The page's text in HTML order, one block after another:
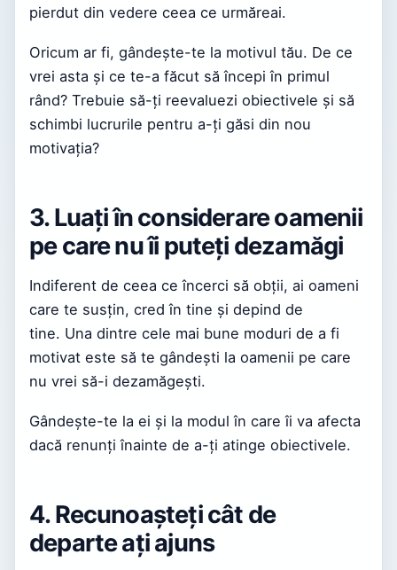
pierdut din vedere ceea ce urmăreai.
Oricum ar fi, gândește-te la motivul tău. De ce
vrei asta și ce te-a făcut să începi în primul
rând? Trebuie să-ți reevaluezi obiectivele și să
schimbi lucrurile pentru a-ți găsi din nou
motivația?
3. Luați în considerare oamenii
pe care nu îi puteți dezamăgi
Indiferent de ceea ce încerci să obții, ai oameni
care te susțin, cred în tine și depind de
tine. Una dintre cele mai bune moduri de a fi
motivat este să te gândești la oamenii pe care
nu vrei să-i dezamăgești.
Gândește-te la ei și la modul în care îi va afecta
dacă renunți înainte de a-ți atinge obiectivele.
4. Recunoașteți cât de
departe ați ajuns